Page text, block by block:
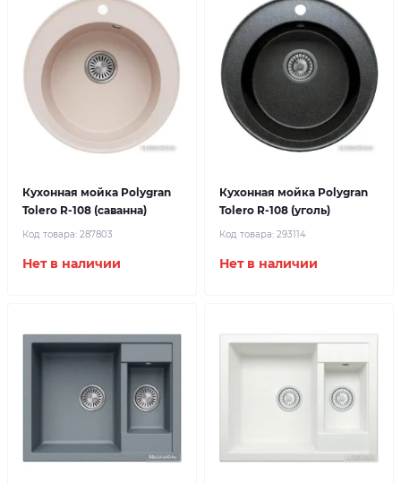
Кухонная мойка Polygran
Tolero R-108 (саванна)
Код товара: 287803
Нет в наличии
Кухонная мойка Polygran
Tolero R-108 (уголь)
Код товара: 293114
Нет в наличии